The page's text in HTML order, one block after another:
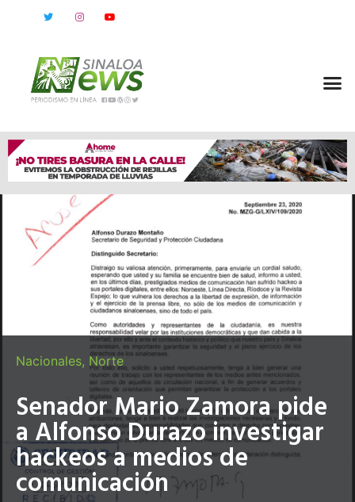
Nacionales, Norte
Senador Mario Zamora pide
a Alfonso Durazo investigar
hackeos a medios de
comunicación